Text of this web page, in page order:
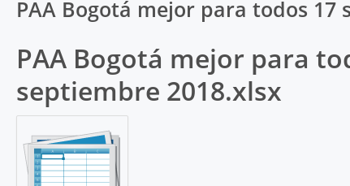
PAA Bogotá mejor para todos 17
PAA Bogotá mejor para
septiembre 2018.xlsx